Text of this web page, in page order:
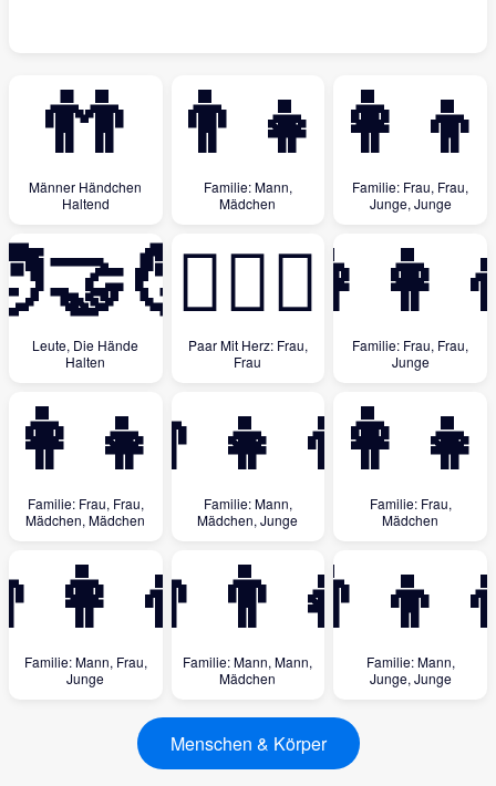
👬
Männer Händchen
Haltend
👨‍👧
Familie: Mann,
Mädchen
Familie: Frau, Frau,
Junge, Junge
Leute, Die Hände
Halten
👩‍❤️‍👩
Paar Mit Herz: Frau,
Frau
Familie: Frau, Frau,
Junge
Familie: Frau, Frau,
Mädchen, Mädchen
👨‍👧‍👦
Familie: Mann,
Mädchen, Junge
👩‍👧
Familie: Frau,
Mädchen
Familie: Mann, Frau,
Junge
👨‍👨‍👧
Familie: Mann, Mann,
Mädchen
Familie: Mann,
Junge, Junge
Menschen & Körper